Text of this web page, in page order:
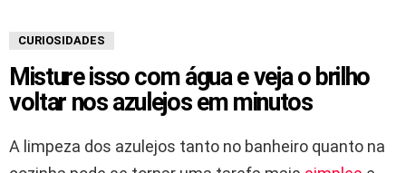
CURIOSIDADES
Misture isso com água e veja o brilho
voltar nos azulejos em minutos
A limpeza dos azulejos tanto no banheiro quanto na